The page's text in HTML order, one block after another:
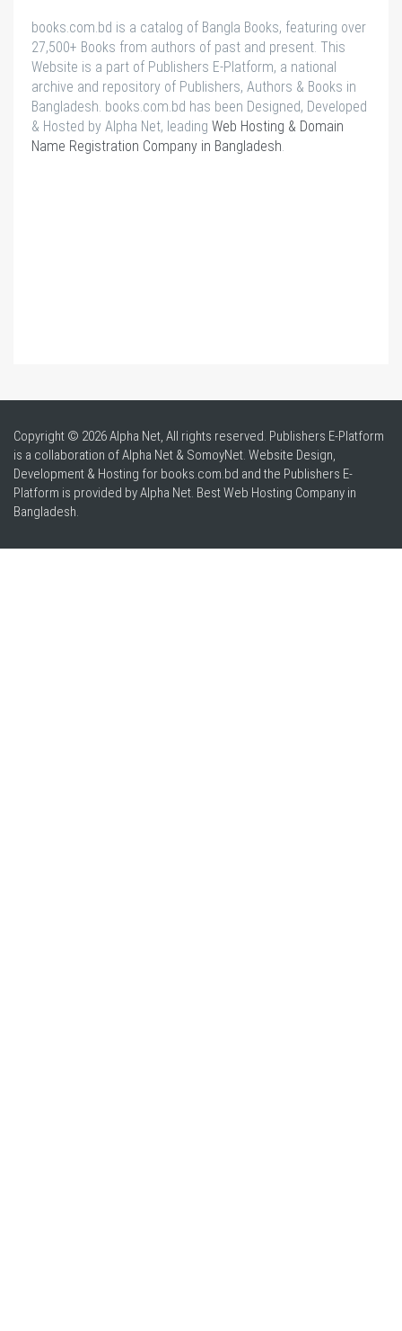
books.com.bd is a catalog of Bangla Books, featuring over
27,500+ Books from authors of past and present. This
Website is a part of Publishers E-Platform, a national
archive and repository of Publishers, Authors & Books in
Bangladesh. books.com.bd has been Designed, Developed
& Hosted by Alpha Net, leading Web Hosting & Domain
Name Registration Company in Bangladesh.
Copyright © 2026 Alpha Net, All rights reserved. Publishers E-Platform
is a collaboration of Alpha Net & SomoyNet. Website Design,
Development & Hosting for books.com.bd and the Publishers E-
Platform is provided by Alpha Net. BestWeb Hosting Company in
Bangladesh.